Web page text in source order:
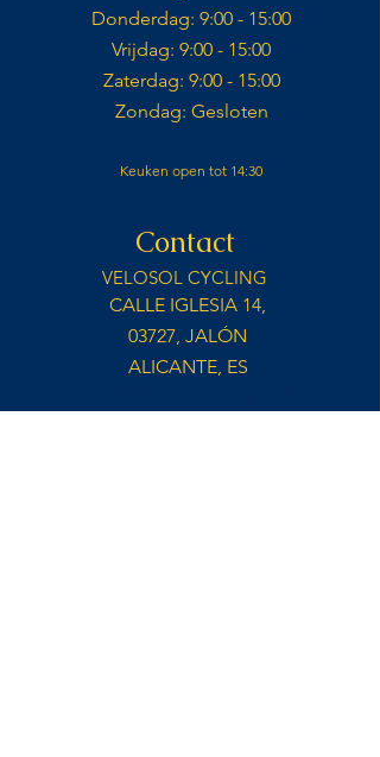
Donderdag: 9:00 - 15:00​
Vrijdag: 9:00 - 15:00​
Zaterdag: 9:00 - 15:00​​
Zondag: Gesloten​
Keuken open tot 14:30
Contact
VELOSOL CYCLING
CALLE IGLESIA 14,
03727, JALÓN
ALICANTE, ES